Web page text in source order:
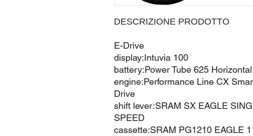
DESCRIZIONE PRODOTTO
E-Drive
display:Intuvia 100
battery:Power Tube 625 Horizontal
engine:Performance Line CX
Drive
shift lever:SRAM SX EAGLE
SPEED
cassette:SRAM PG1210 EAGLE